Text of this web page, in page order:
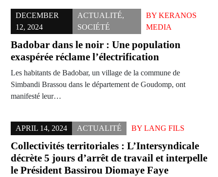
DECEMBER
12, 2024
ACTUALITÉ,
SOCIÉTÉ
BY KERANOS
MEDIA
Badobar dans le noir : Une population
exaspérée réclame l’électrification
Les habitants de Badobar, un village de la commune de
Simbandi Brassou dans le département de Goudomp, ont
manifesté leur…
APRIL 14, 2024 ACTUALITÉ BY LANG FILS
Collectivités territoriales : L’Intersyndicale
décrète 5 jours d’arrêt de travail et interpelle
le Président Bassirou Diomaye Faye